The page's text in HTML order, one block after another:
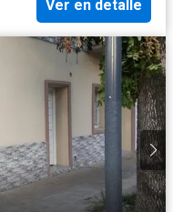
Ver en detalle